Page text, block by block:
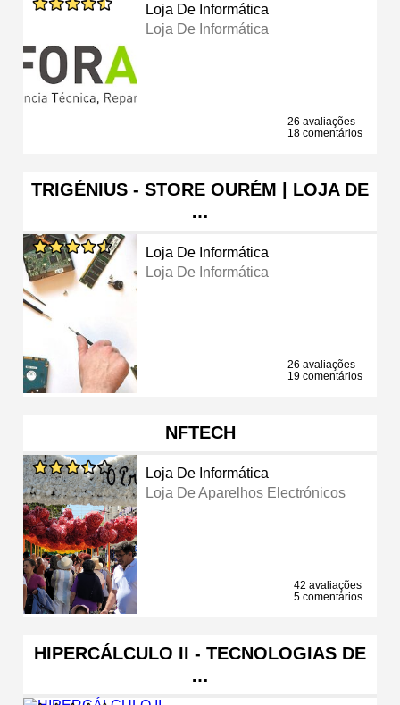
Loja De Informática
Loja De Informática
26 avaliações
18 comentários
TRIGÉNIUS - STORE OURÉM | LOJA DE
…
Loja De Informática
Loja De Informática
26 avaliações
19 comentários
NFTECH
Loja De Informática
Loja De Aparelhos Electrónicos
42 avaliações
5 comentários
HIPERCÁLCULO II - TECNOLOGIAS DE
…